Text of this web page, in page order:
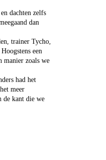
dachten zelfs
dan
trainer Tycho,
een
manier zoals we
had het
meer
de kant die we